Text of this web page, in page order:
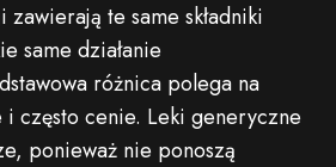
te same składniki
same działanie
różnica polega na
często cenie. Leki generyczne
ponieważ nie ponoszą